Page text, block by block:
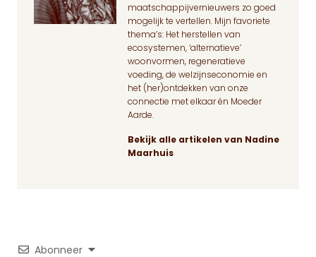
maatschappijvernieuwers zo goed
mogelijk te vertellen. Mijn favoriete
thema’s: Het herstellen van
ecosystemen, ‘alternatieve’
woonvormen, regeneratieve
voeding, de welzijnseconomie en
het (her)ontdekken van onze
connectie met elkaar én Moeder
Aarde.
Bekijk alle artikelen van Nadine
Maarhuis
Abonneer